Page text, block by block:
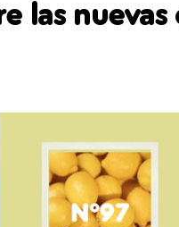
las